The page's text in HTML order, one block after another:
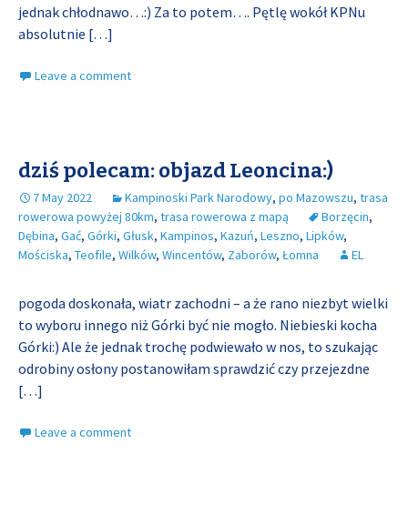
jednak chłodnawo…:) Za to potem…. Pętlę wokół KPNu
absolutnie […]
Leave a comment
dziś polecam: objazd Leoncina:)
7 May 2022 Kampinoski Park Narodowy, po Mazowszu, trasa
rowerowa powyżej 80km, trasa rowerowa z mapą Borzęcin,
Dębina, Gać, Górki, Głusk, Kampinos, Kazuń, Leszno, Lipków,
Mościska, Teofile, Wilków, Wincentów, Zaborów, Łomna EL
pogoda doskonała, wiatr zachodni – a że rano niezbyt wielki
to wyboru innego niż Górki być nie mogło. Niebieski kocha
Górki:) Ale że jednak trochę podwiewało w nos, to szukając
odrobiny osłony postanowiłam sprawdzić czy przejezdne
[…]
Leave a comment